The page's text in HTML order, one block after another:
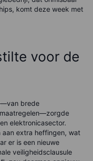
komt deze week met
voor de
brede
elektronicasector.
aan extra heffingen, wat
er is een nieuwe
veiligheidsclausule